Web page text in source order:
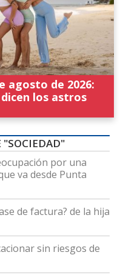
agosto de 2026:
los astros
"SOCIEDAD"
por una
va desde Punta
de factura? de la hija
sin riesgos de